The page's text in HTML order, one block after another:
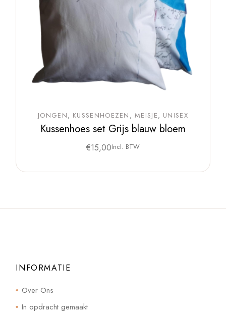
JONGEN KUSSENHOEZEN MEISJE UNISEX
Kussenhoes set Grijs blauw bloem
€15,00Incl. BTW
INFORMATIE
Over Ons
In opdracht gemaakt